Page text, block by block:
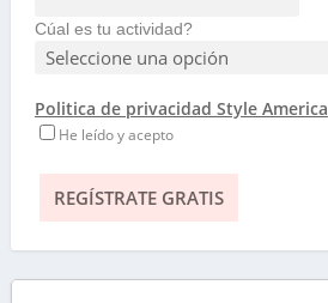
Cúal es tu actividad?
Politica de privacidad Style America
He leído y acepto